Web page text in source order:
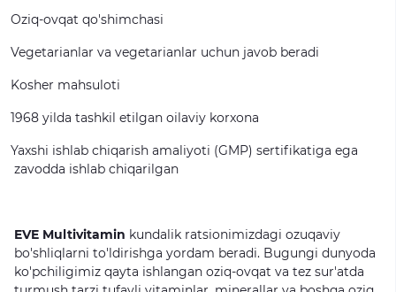
Oziq-ovqat qo'shimchasi
Vegetarianlar va vegetarianlar uchun javob beradi
Kosher mahsuloti
1968 yilda tashkil etilgan oilaviy korxona
Yaxshi ishlab chiqarish amaliyoti (GMP) sertifikatiga ega
zavodda ishlab chiqarilgan
EVE Multivitamin kundalik ratsionimizdagi ozuqaviy
bo'shliqlarni to'ldirishga yordam beradi. Bugungi dunyoda
ko'pchiligimiz qayta ishlangan oziq-ovqat va tez sur'atda